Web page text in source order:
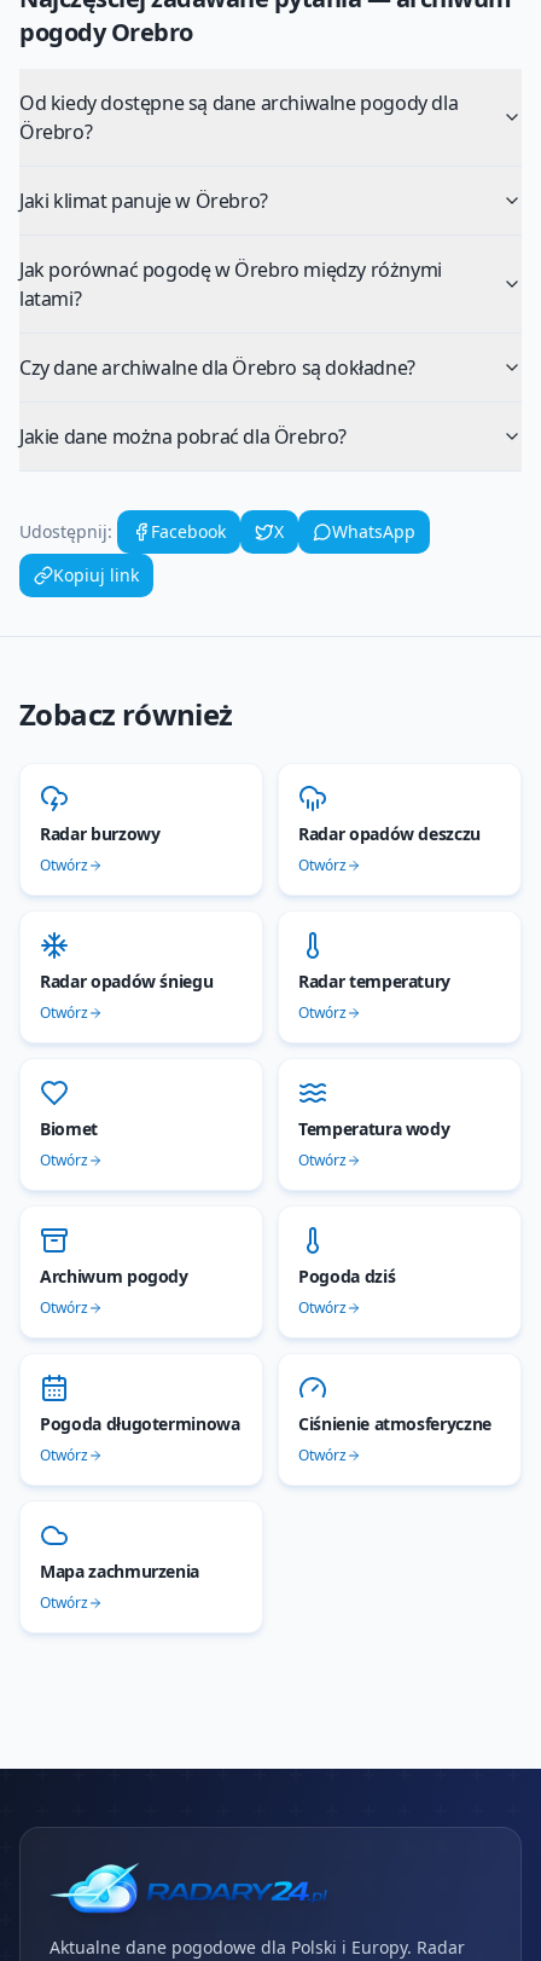
pogodyOrebro
Od kiedy dostępne są dane archiwalne pogody dla
Örebro?
Jaki klimat panuje w Örebro?
Jak porównać pogodę w Örebro między różnymi
latami?
Czy dane archiwalne dla Örebro są dokładne?
Jakie dane można pobrać dla Örebro?
Udostępnij: Facebook X
WhatsApp
Kopiuj link
Zobacz również
Radar burzowy
Otwórz
Radar opadów deszczu
Otwórz
Radar opadów śniegu
Otwórz
Radar temperatury
Otwórz
Biomet
Otwórz
Temperatura wody
Otwórz
Archiwum pogody
Otwórz
Pogoda dziś
Otwórz
Pogoda długoterminowa
Otwórz
Ciśnienie atmosferyczne
Otwórz
Mapa zachmurzenia
Otwórz
Aktualne dane pogodowe dla Polski i Europy. Radar